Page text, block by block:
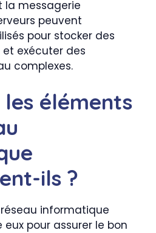
la messagerie
peuvent
pour stocker des
exécuter des
complexes.
éléments
ils ?
réseau informatique
pour assurer le bon